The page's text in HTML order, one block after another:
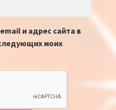
и адрес сайта в
моих